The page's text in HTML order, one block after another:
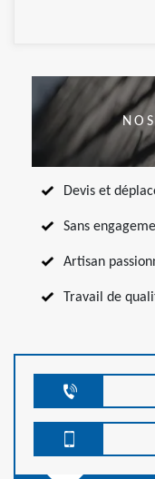
Devis et
Sans
Artisan
Travail de